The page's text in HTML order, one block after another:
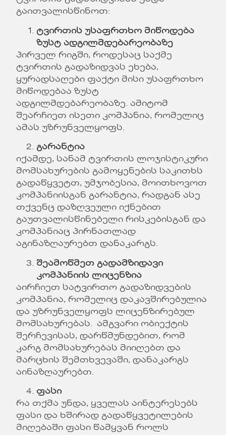
გაითვალისწინოთ:
ტვირთის უსაფრთხო მიწოდება
ზუსტ ადგილმდებარეობაზე
პირველ რიგში, როდესაც საქმე
ტვირთის გადაზიდვას ეხება,
ყურადსაღები ფაქტი მისი უსაფრთხო
მიწოდებაა ზუსტ
ადგილმდებარეობაზე. ამიტომ
შეარჩიეთ ისეთი კომპანია, რომელიც
ამას უზრუნველყოფს.
გარანტია
იქამდე, სანამ ტვირთის ლოჯისტიკური
მომსახურების გამოყენების საკითხს
გადაწყვეტთ, უმჯობესია, მოითხოვოთ
კომპანიისგან გარანტია, რადგან ასე
თქვენც დაზღვეული იქნებით
გაუთვალისწინებელი რისკებისგან და
კომპანიაც პირნათლად
აგინაზღაურებთ დანაკარგს.
შეამოწმეთ გადამზიდავი
კომპანიის ლიცენზია
აირჩიეთ სატვირთო გადაზიდვების
კომპანია, რომელიც დაკავშირებულია
და უზრუნველყოფს ლიცენზირებულ
მომსახურებას. ამგვარი ობიექტის
შერჩევისას, დარწმუნდებით, რომ
კარგ მომსახურებას მიიღებთ და
მარცხის შემთხვევაში, დანაკარგს
აინაზღაურებთ.
ფასი
რა თქმა უნდა, ყველას აინტერესებს
ფასი და ხშირად გადაწყვეტილების
მიღებაში ფასი წამყვან როლს